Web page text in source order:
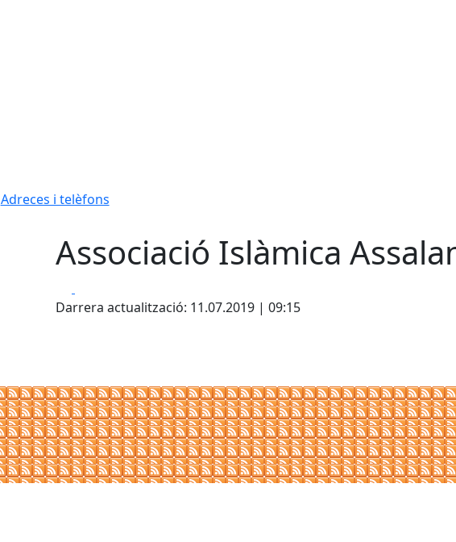
Adreces i telèfons
Associació Islàmica
Darrera actualització: 11.07.2019 | 09:15